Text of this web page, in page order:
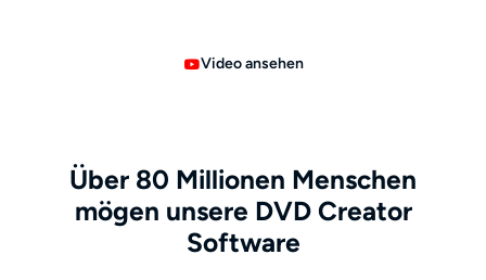
Video ansehen
Über 80 Millionen Menschen
mögen unsere DVD Creator
Software